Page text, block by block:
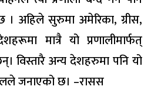
। अहिले सुरुमा अमेरिका, ग्रीस,
मात्रै यो प्रणालीमार्फत्
विस्तारै अन्य देशहरुमा पनि यो
जनाएको छ। –रासस